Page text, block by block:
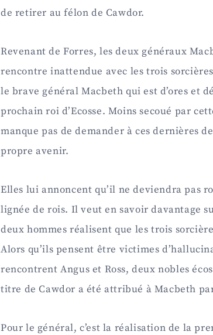
de retirer au félon de Cawdor.
Revenant de Forres, les deux généraux
rencontre inattendue avec les trois
le brave général Macbeth qui est d’ores et
prochain roi d’Ecosse. Moins secoué par
manque pas de demander à ces dernières
propre avenir.
Elles lui annoncent qu’il ne deviendra pas
lignée de rois. Il veut en savoir davantage
deux hommes réalisent que les trois
Alors qu’ils pensent être victimes
rencontrent Angus et Ross, deux nobles
titre de Cawdor a été attribué à Macbeth
Pour le général, c’est la réalisation de la